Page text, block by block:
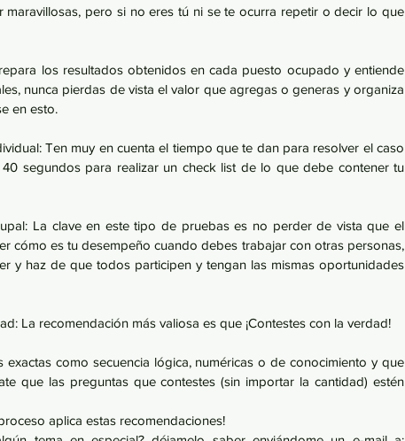
maravillosas, pero si no eres tú ni se te ocurra repetir o decir lo que
los resultados obtenidos en cada puesto ocupado y entiende
nunca pierdas de vista el valor que agregas o generas y organiza
en esto.
Ten muy en cuenta el tiempo que te dan para resolver el caso
segundos para realizar un check list de lo que debe contener tu
La clave en este tipo de pruebas es no perder de vista que el
cómo es tu desempeño cuando debes trabajar con otras personas,
y haz de que todos participen y tengan las mismas oportunidades
La recomendación más valiosa es que ¡Contestes con la verdad!
exactas como secuencia lógica, numéricas o de conocimiento y que
que las preguntas que contestes (sin importar la cantidad) estén
aplica estas recomendaciones!